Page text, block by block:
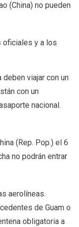
(China) no pueden
oficiales y a los
viajar con un
con un
nacional.
(Rep. Pop.) el 6
no podrán entrar
aerolíneas.
de Guam o
obligatoria a